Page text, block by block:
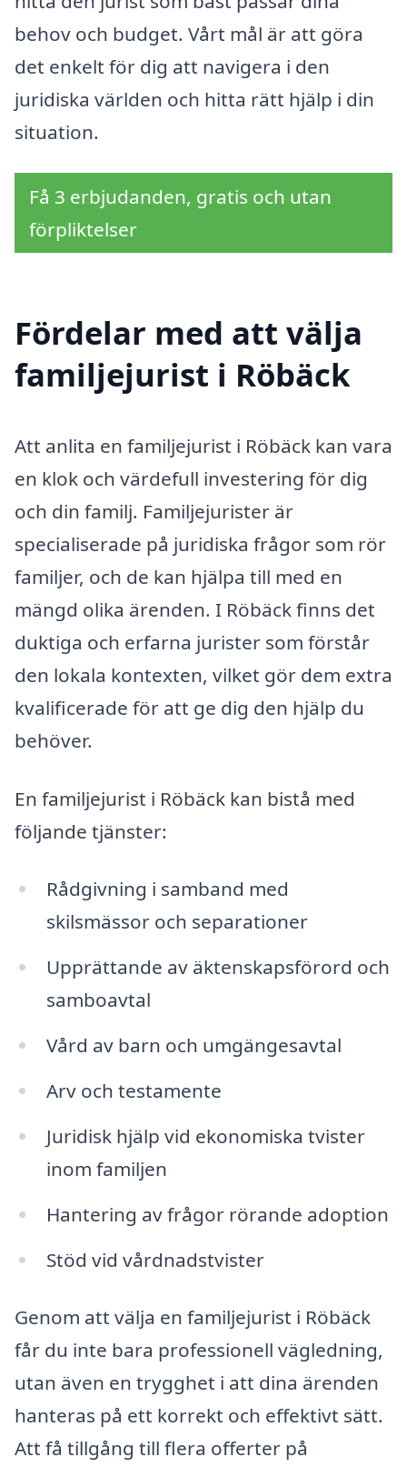
behov och budget. Vårt mål är att göra
det enkelt för dig att navigera i den
juridiska världen och hitta rätt hjälp i din
situation.
Få 3 erbjudanden, gratis och utan
förpliktelser
Fördelar med att välja
familjejurist i Röbäck
Att anlita en familjejurist i Röbäck kan vara
en klok och värdefull investering för dig
och din familj. Familjejurister är
specialiserade på juridiska frågor som rör
familjer, och de kan hjälpa till med en
mängd olika ärenden. I Röbäck finns det
duktiga och erfarna jurister som förstår
den lokala kontexten, vilket gör dem extra
kvalificerade för att ge dig den hjälp du
behöver.
En familjejurist i Röbäck kan bistå med
följande tjänster:
Rådgivning i samband med
skilsmässor och separationer
Upprättande av äktenskapsförord och
samboavtal
Vård av barn och umgängesavtal
Arv och testamente
Juridisk hjälp vid ekonomiska tvister
inom familjen
Hantering av frågor rörande adoption
Stöd vid vårdnadstvister
Genom att välja en familjejurist i Röbäck
får du inte bara professionell vägledning,
utan även en trygghet i att dina ärenden
hanteras på ett korrekt och effektivt sätt.
Att få tillgång till flera offerter på